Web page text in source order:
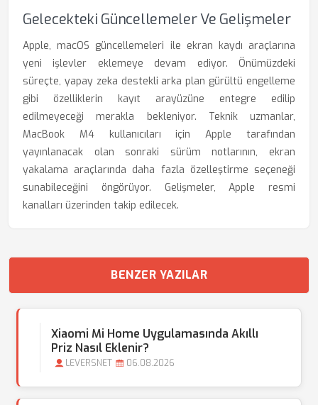
Gelecekteki Güncellemeler Ve Gelişmeler
Apple, macOS güncellemeleri ile ekran kaydı araçlarına
yeni işlevler eklemeye devam ediyor. Önümüzdeki
süreçte, yapay zeka destekli arka plan gürültü engelleme
gibi özelliklerin kayıt arayüzüne entegre edilip
edilmeyeceği merakla bekleniyor. Teknik uzmanlar,
MacBook M4 kullanıcıları için Apple tarafından
yayınlanacak olan sonraki sürüm notlarının, ekran
yakalama araçlarında daha fazla özelleştirme seçeneği
sunabileceğini öngörüyor. Gelişmeler, Apple resmi
kanalları üzerinden takip edilecek.
BENZER YAZILAR
Xiaomi Mi Home Uygulamasında Akıllı
Priz Nasıl Eklenir?
LEVERSNET 06.08.2026